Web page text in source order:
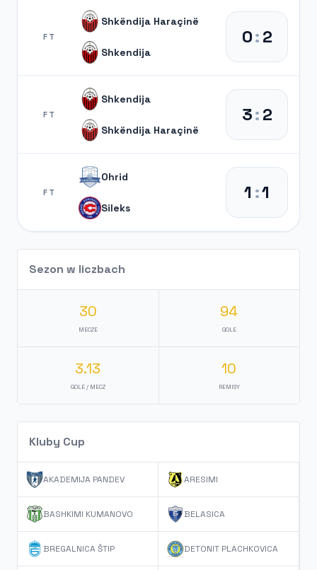
FT
Shkëndija Haraçinë
Shkendija
0:2
FT
Shkendija
Shkëndija Haraçinë
3:2
FT
Ohrid
Sileks
1 :1
Sezon w liczbach
30
MECZE
94
GOLE
3.13
GOLE / MECZ
10
REMISY
Kluby Cup
AKADEMIJA PANDEV ARESIMI
BASHKIMI KUMANOVO BELASICA
BREGALNICA ŠTIP DETONIT PLACHKOVICA